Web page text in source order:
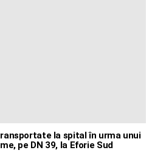
la spital în urma unui
pe DN 39, la Eforie Sud